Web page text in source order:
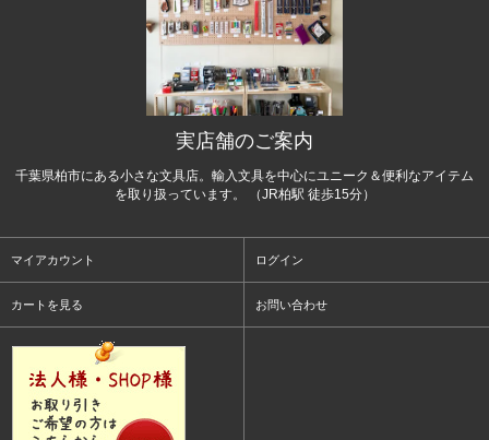
実店舗のご案内
千葉県柏市にある小さな文具店。輸入文具を中心にユニーク＆便利なアイテム
を取り扱っています。 （JR柏駅 徒歩15分）
マイアカウント ログイン
カートを見る お問い合わせ